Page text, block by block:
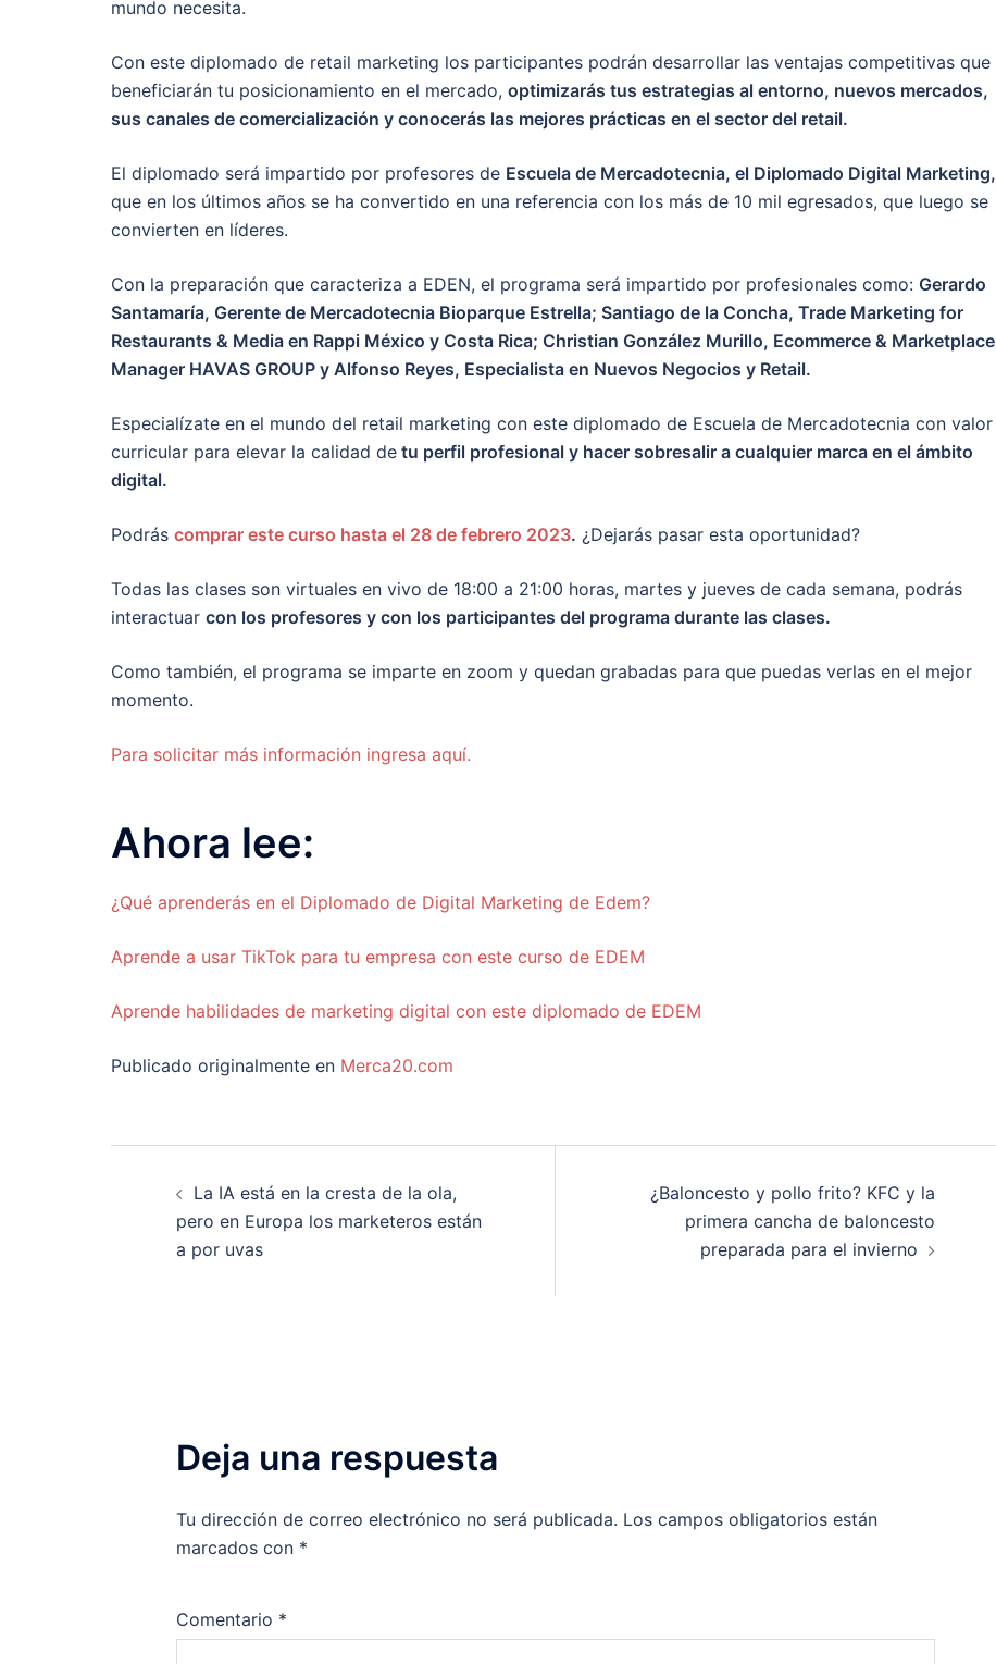
mundo necesita.
Con este diplomado de retail marketing los participantes podrán desarrollar las ventajas competitivas que
beneficiarán tu posicionamiento en el mercado, optimizarás tus estrategias al entorno, nuevos mercados,
sus canales de comercialización y conocerás las mejores prácticas en el sector del retail.
El diplomado será impartido por profesores de Escuela de Mercadotecnia, el Diplomado Digital Marketing,
que en los últimos años se ha convertido en una referencia con los más de 10 mil egresados, que luego se
convierten en líderes.
Con la preparación que caracteriza a EDEN, el programa será impartido por profesionales como: Gerardo
Santamaría, Gerente de Mercadotecnia Bioparque Estrella; Santiago de la Concha, Trade Marketing for
Restaurants & Media en Rappi México y Costa Rica; Christian González Murillo, Ecommerce & Marketplace
Manager HAVAS GROUP y Alfonso Reyes, Especialista en Nuevos Negocios y Retail.
Especialízate en el mundo del retail marketing con este diplomado de Escuela de Mercadotecnia con valor
curricular para elevar la calidad de tu perfil profesional y hacer sobresalir a cualquier marca en el ámbito
digital.
Podrás comprar este curso hasta el 28 de febrero 2023. ¿Dejarás pasar esta oportunidad?
Todas las clases son virtuales en vivo de 18:00 a 21:00 horas, martes y jueves de cada semana, podrás
interactuar con los profesores y con los participantes del programa durante las clases.
Como también, el programa se imparte en zoom y quedan grabadas para que puedas verlas en el mejor
momento.
Para solicitar más información ingresa aquí.
Ahora lee:
¿Qué aprenderás en el Diplomado de Digital Marketing de Edem?
Aprende a usar TikTok para tu empresa con este curso de EDEM
Aprende habilidades de marketing digital con este diplomado de EDEM
Publicado originalmente en Merca20.com
entradas
La IA está en la cresta de la ola,
pero en Europa los marketeros están
a por uvas
¿Baloncesto y pollo frito? KFC y la
primera cancha de baloncesto
preparada para el invierno
Deja una respuesta
Tu dirección de correo electrónico no será publicada. Los campos obligatorios están
marcados con *
Comentario *